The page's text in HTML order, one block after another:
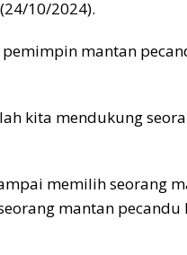
10/2024).
mantan
kita mendukung
memilih seorang
mantan